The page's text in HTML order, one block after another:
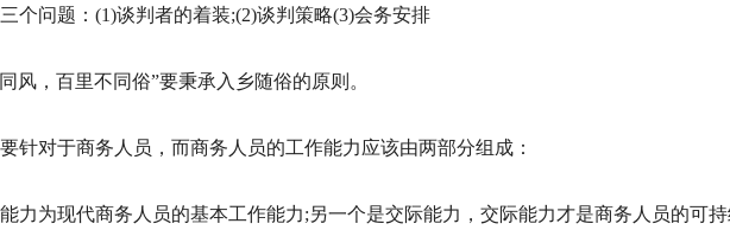
个问题：(1)谈判者的着装;(2)谈判策略(3)会务安排
风，百里不同俗”要秉承入乡随俗的原则。
针对于商务人员，而商务人员的工作能力应该由两部分组成：
力为现代商务人员的基本工作能力;另一个是交际能力，交际能力才是商务人员的可